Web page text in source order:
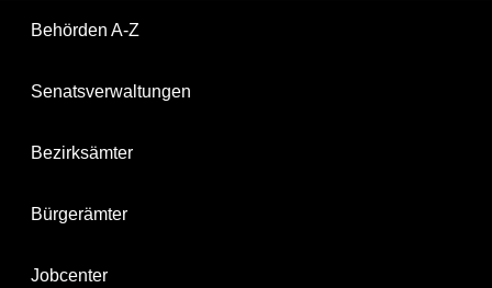
Behörden A-Z
Senatsverwaltungen
Bezirksämter
Bürgerämter
Jobcenter